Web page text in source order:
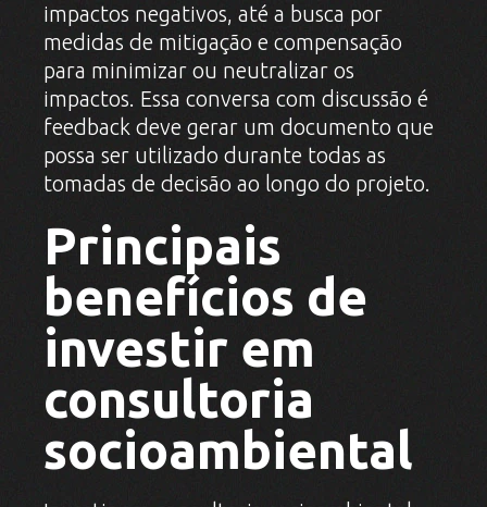
impactos negativos, até a busca por
medidas de mitigação e compensação
para minimizar ou neutralizar os
impactos. Essa conversa com discussão é
feedback deve gerar um documento que
possa ser utilizado durante todas as
tomadas de decisão ao longo do projeto.
Principais
benefícios de
investir em
consultoria
socioambiental